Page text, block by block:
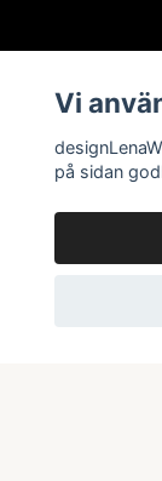
Vi
på sidan